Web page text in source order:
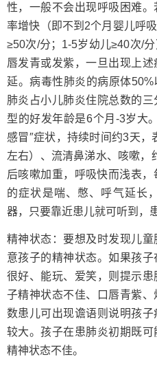
性，一般不会出现呼吸困难
率增快（即不到2个月婴儿呼
≥50次/分；1-5岁幼儿≥40次/
唇发青或发紫，一旦出现上
延。病毒性肺炎的病原体
肺炎占小儿肺炎住院总数的
型的好发年龄是6个月-3岁大
感冒″症状，持续时间约3天
左右）、流清鼻涕水、咳嗽，
后咳嗽加重，呼吸快而浅表
的症状是喘、憋、呼气延长
器，只要靠近患儿就可听到，
精神状态：要想及时发现儿
意孩子的精神状态。如果孩
很好、能玩、爱笑，则提示
子精神状态不佳、口唇青紫
数患儿可出现谵语则说明孩
较大。孩子在患肺炎初期既
精神状态不佳。